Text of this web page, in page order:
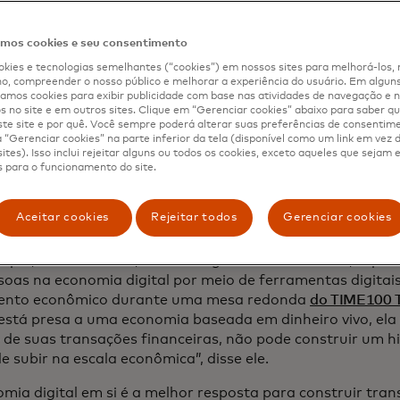
artificial e outras ferramentas
a inclusão.
e intervenções em lojas por toda a cidade a debates
a inteligência artificial (sem surpresas) roubou a cena.
maneiras pelas quais a tecnologia poderia ajudar
serviços bancários ou crédito.
Jorn Lambert, Diretor Digital da Mastercard,
na economia digital por meio de ferramentas
econômico durante uma mesa redonda do TIME100
presa a uma economia baseada em dinheiro vivo,
suas transações financeiras, não pode construir um
subir na escala econômica”, disse ele.
digital em si é a melhor resposta para construir
cookies e seu consentimento
e tecnologias semelhantes (“cookies”) em nossos sites para melhorá-los,
compreender o nosso público e melhorar a experiência do usuário. Em
cookies para exibir publicidade com base nas atividades de navegação e
no site e em outros sites. Clique em “Gerenciar cookies” abaixo para saber
site e por quê. Você sempre poderá alterar suas preferências de
cookies” na parte inferior da tela (disponível como um link em vez
Isso inclui rejeitar alguns ou todos os cookies, exceto aqueles que sejam
para o funcionamento do site.
Aceitar cookies Rejeitar todos Gerenciar cookies